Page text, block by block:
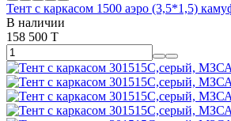
Тент с каркасом 1500 аэро (3,5*1,5)
В наличии
158 500 T